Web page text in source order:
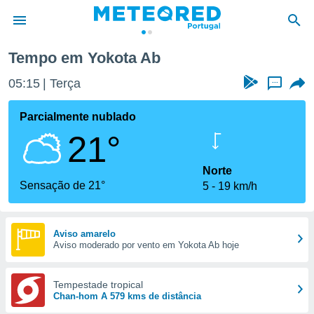
da
foi
fornecidas
a este
das
forma
digital
Tempo em Yokota Ab
05:15 Terça ...
Parcialmente nublado
21°
Sensação de 21°
Norte
5
19 km/h
Aviso amarelo
Aviso moderado por vento em Yokota Ab hoje
Tempestade tropical
Chan-hom A 579 kms de distância